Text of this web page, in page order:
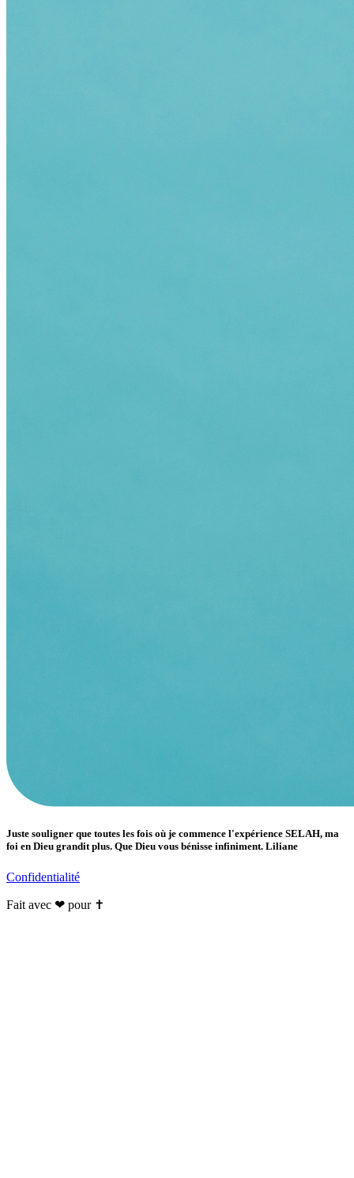
Juste souligner que toutes les fois où je commence l'expérience SELAH, ma
foi en Dieu grandit plus. Que Dieu vous bénisse infiniment. Liliane
Confidentialité
Fait avec ❤ pour ✝️️